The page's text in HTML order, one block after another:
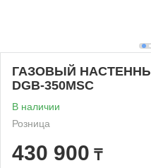
ГАЗОВЫЙ
DGB-350MSC
В наличии
Розница
430 900 ₸